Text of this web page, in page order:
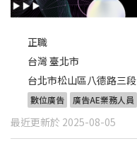
正職
台灣 臺北市
台北市松山區八德路三段
數位廣告 廣告AE業務人員
最近更新於 2025-08-05